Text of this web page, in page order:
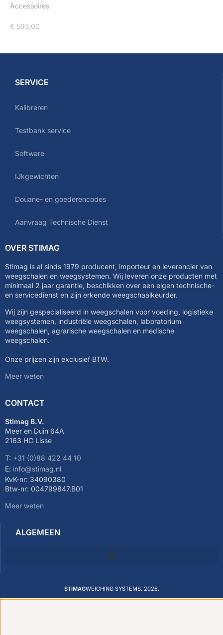
Accessoires
€ 595,00
SERVICE
Kalibreren
Testbank service
Software
IJkgewichten
Douane- en goederencodes
Aanvraag Technische Dienst
OVER STIMAG
Stimag is al sinds 1979 producent, importeur en leverancier van
weegschalen en weegsystemen. Wij leveren onze producten met
minimaal 2 jaar garantie, beschikken over een eigen technische-
en servicedienst en zijn erkende weegschaalkeurder.
Wij zijn gespecialiseerd in weegschalen voor voeding, logistieke
weegsystemen, industriële weegschalen, laboratorium
weegschalen, agrarische weegschalen en medische
weegschalen.
Onze prijzen zijn exclusief BTW.
Meer weten
CONTACT
Stimag B.V.
Meer en Duin 64A
2163 HC Lisse
T: +31 (0)88 422 44 10
E: info@stimag.nl
KvK-nr: 34090380
Btw-nr: 004799847.B01
Meer weten
ALGEMEEN
STIMAGWEIGHING SYSTEMS. 2026.